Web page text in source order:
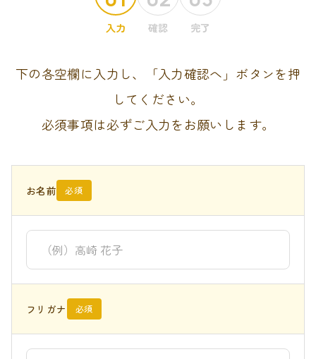
入力 確認 完了
下の各空欄に入力し、「入力確認へ」ボタンを押
してください。
必須事項は必ずご入力をお願いします。
お名前 必須
フリガナ 必須